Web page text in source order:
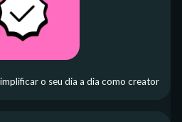
o seu dia a dia como creator